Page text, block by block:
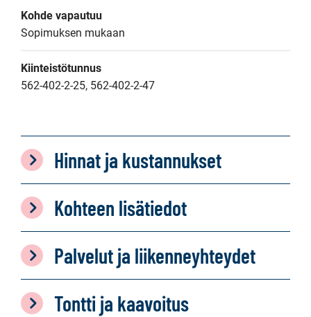
Kohde vapautuu
Sopimuksen mukaan
Kiinteistötunnus
562-402-2-25, 562-402-2-47
Hinnat ja kustannukset
Kohteen lisätiedot
Palvelut ja liikenneyhteydet
Tontti ja kaavoitus